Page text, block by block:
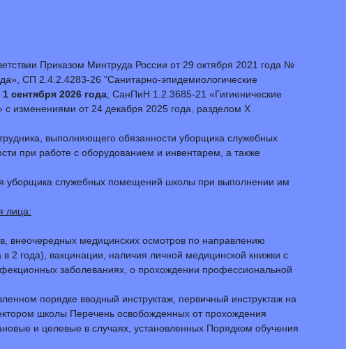
Приказом Минтруда России от 29 октября 2021 года №
СП 2.4.2.4283-26 "Санитарно-эпидемиологические
1 сентября 2026 года , СанПиН 1.2.3685-21 «Гигиенические
с изменениями от 24 декабря 2025 года, разделом Х
выполняющего обязанности уборщика служебных
при работе с оборудованием и инвентарем, а также
уборщика служебных помещений школы при выполнении им
лица:
внеочередных медицинских осмотров по направлению
2 года), вакцинации, наличия личной медицинской книжки с
заболеваниях, о прохождении профессиональной
порядке вводный инструктаж, первичный инструктаж на
школы Перечень освобожденных от прохождения
и целевые в случаях, установленных Порядком обучения